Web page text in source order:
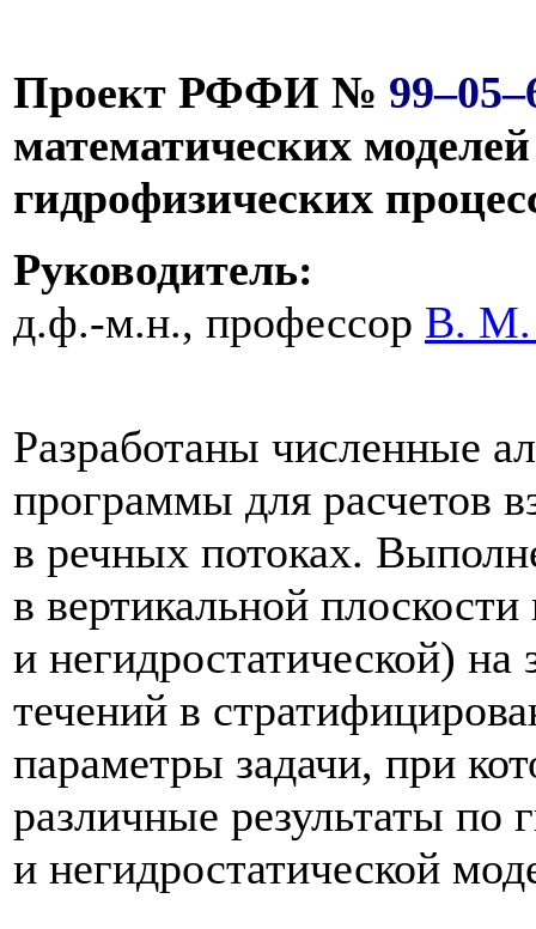
Проект РФФИ №
математических
гидрофизических
Руководитель:
д.ф.-м.н., профессор В. М.
Разработаны численные
программы для расчетов
в речных потоках.
в вертикальной
и негидростатической) на
течений в
параметры задачи, при
различные результаты по
и негидростатической